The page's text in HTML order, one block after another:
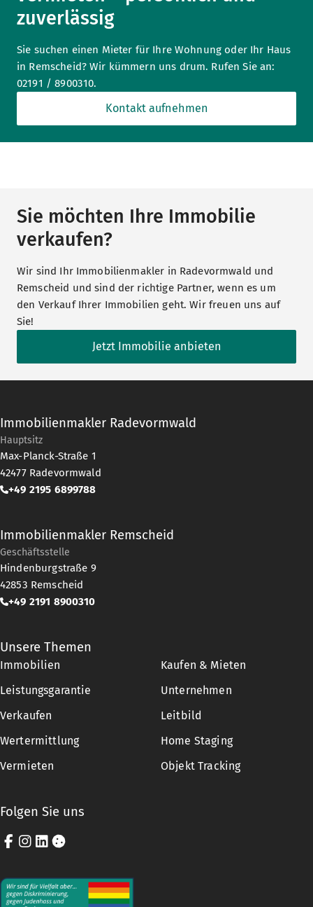
zuverlässig
Sie suchen einen Mieter für Ihre Wohnung oder Ihr Haus
in Remscheid? Wir kümmern uns drum. Rufen Sie an:
02191 / 8900310.
Kontakt aufnehmen
Sie möchten Ihre Immobilie
verkaufen?
Wir sind Ihr Immobilienmakler in Radevormwald und
Remscheid und sind der richtige Partner, wenn es um
den Verkauf Ihrer Immobilien geht. Wir freuen uns auf
Sie!
Jetzt Immobilie anbieten
Immobilienmakler Radevormwald
Hauptsitz
Max-Planck-Straße 1
42477 Radevormwald
+49 2195 6899788
Immobilienmakler Remscheid
Geschäftsstelle
Hindenburgstraße 9
42853 Remscheid
+49 2191 8900310
Unsere Themen
Immobilien
Kaufen & Mieten
Leistungsgarantie
Unternehmen
Verkaufen
Leitbild
Wertermittlung
Home Staging
Vermieten
Objekt Tracking
Folgen Sie uns
Facebook
Instagram
LinkedIn
Cookie-Einstellungen